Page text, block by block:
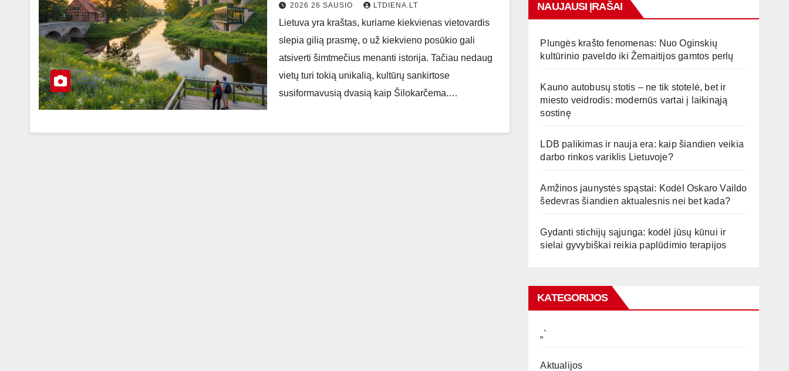
2026 26 SAUSIO LTDIENA.LT
Lietuva yra kraštas, kuriame kiekvienas vietovardis
slepia gilią prasmę, o už kiekvieno posūkio gali
atsiverti šimtmečius menanti istorija. Tačiau nedaug
vietų turi tokią unikalią, kultūrų sankirtose
susiformavusią dvasią kaip Šilokarčema.…
NAUJAUSI ĮRAŠAI
Plungės krašto fenomenas: Nuo Oginskių
kultūrinio paveldo iki Žemaitijos gamtos perlų
Kauno autobusų stotis – ne tik stotelė, bet ir
miesto veidrodis: modernūs vartai į laikinąją
sostinę
LDB palikimas ir nauja era: kaip šiandien veikia
darbo rinkos variklis Lietuvoje?
Amžinos jaunystės spąstai: Kodėl Oskaro Vaildo
šedevras šiandien aktualesnis nei bet kada?
Gydanti stichijų sąjunga: kodėl jūsų kūnui ir
sielai gyvybiškai reikia paplūdimio terapijos
KATEGORIJOS
„`
Aktualijos